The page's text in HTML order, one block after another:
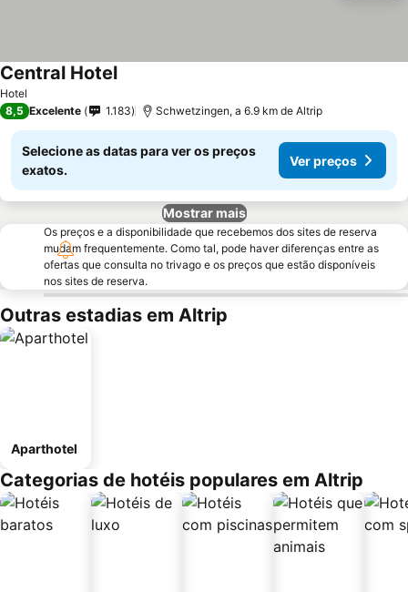
Hotel
Central Hotel
8,5 Excelente 1.183 Schwetzingen, a 6.9 km de Altrip
Selecione as datas para ver os preços
exatos.
Ver preços
Mostrar mais
Os preços e a disponibilidade que recebemos dos sites de reserva
mudam frequentemente. Como tal, pode haver diferenças entre as
ofertas que consulta no trivago e os preços que estão disponíveis
nos sites de reserva.
Outras estadias em Altrip
Aparthotel
Categorias de hotéis populares em Altrip